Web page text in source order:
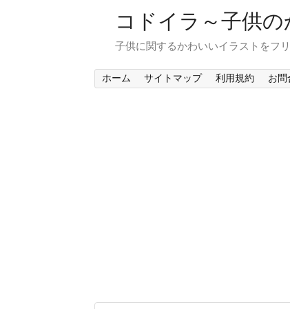
コドイラ～子供
子供に関するかわいいイラストをフ
ホーム サイトマップ 利用規約 お問